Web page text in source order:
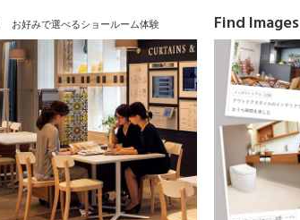
お好みで選べるショールーム体験 Find Images